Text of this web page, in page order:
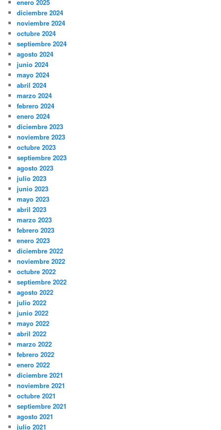
enero 2025
diciembre 2024
noviembre 2024
octubre 2024
septiembre 2024
agosto 2024
junio 2024
mayo 2024
abril 2024
marzo 2024
febrero 2024
enero 2024
diciembre 2023
noviembre 2023
octubre 2023
septiembre 2023
agosto 2023
julio 2023
junio 2023
mayo 2023
abril 2023
marzo 2023
febrero 2023
enero 2023
diciembre 2022
noviembre 2022
octubre 2022
septiembre 2022
agosto 2022
julio 2022
junio 2022
mayo 2022
abril 2022
marzo 2022
febrero 2022
enero 2022
diciembre 2021
noviembre 2021
octubre 2021
septiembre 2021
agosto 2021
julio 2021